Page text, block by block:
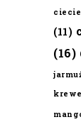
(11)
(16)